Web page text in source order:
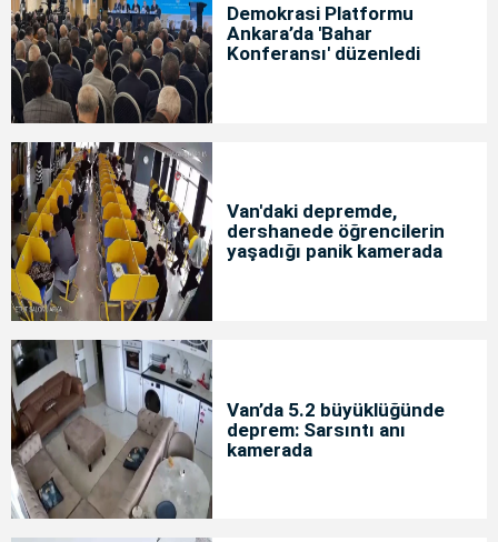
Demokrasi Platformu
Ankara’da 'Bahar
Konferansı' düzenledi
Van'daki depremde,
dershanede öğrencilerin
yaşadığı panik kamerada
Van’da 5.2 büyüklüğünde
deprem: Sarsıntı anı
kamerada